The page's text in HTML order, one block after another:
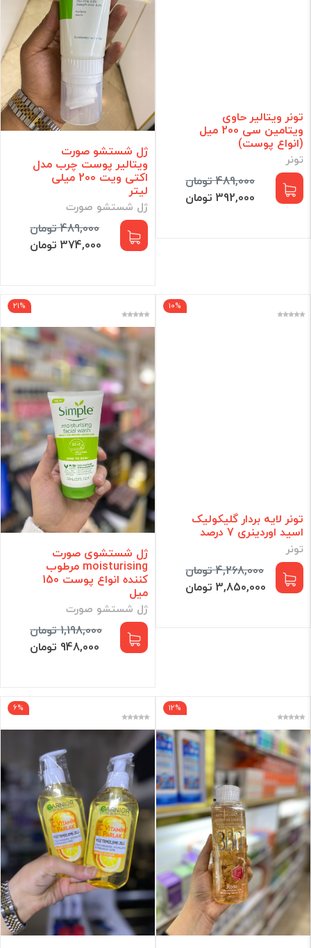
تونر ویتالیر حاوی
ویتامین سی 200 میل
(انواع پوست)
تونر
489,000 تومان
392,000 تومان
ژل شستشو صورت
ویتالیر پوست چرب مدل
اکتی ویت 200 میلی
لیتر
ژل شستشو صورت
489,000 تومان
374,000 تومان
10%
تونر لایه بردار گلیکولیک
اسید اوردینری 7 درصد
تونر
4,268,000 تومان
3,850,000 تومان
21%
ژل شستشوی صورت
moisturising مرطوب
کننده انواع پوست 150
میل
ژل شستشو صورت
1,198,000 تومان
948,000 تومان
12%
6%